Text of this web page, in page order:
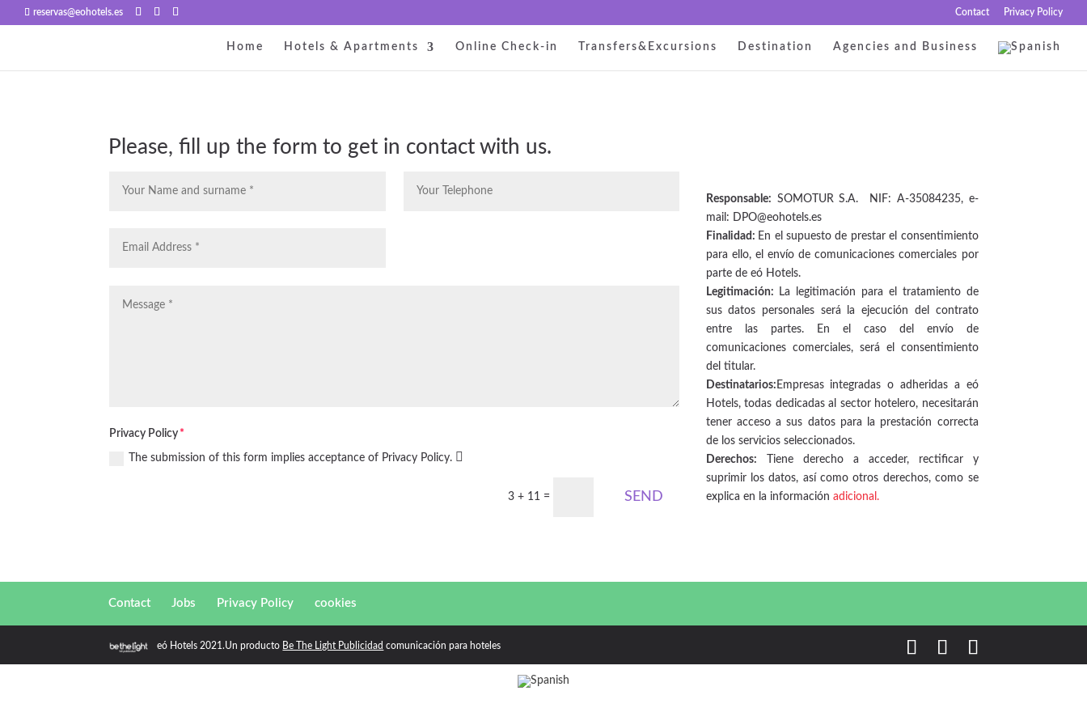
reservas@eohotels.es Contact Privacy Policy
Home Hotels & Apartments Online Check-in Transfers&Excursions Destination Agencies and Business
Please, fill up the form to get in contact with us.
Privacy Policy
The submission of this form implies acceptance of Privacy Policy.
3 + 11 = SEND
Responsable: SOMOTUR S.A. NIF: A-35084235, e-
mail: DPO@eohotels.es
Finalidad: En el supuesto de prestar el consentimiento
para ello, el envío de comunicaciones comerciales por
parte de eó Hotels.
Legitimación:
La legitimación para el tratamiento de
sus datos personales será la ejecución del contrato
entre las partes. En el caso del envío de
comunicaciones comerciales, será el consentimiento
del titular.
Destinatarios: Empresas integradas o adheridas a eó
Hotels, todas dedicadas al sector hotelero, necesitarán
tener acceso a sus datos para la prestación correcta
de los servicios seleccionados.
Derechos: Tiene derecho a acceder, rectificar y
suprimir los datos, así como otros derechos, como se
explica en la información adicional.
Contact Jobs Privacy Policy cookies
eó Hotels 2021.Un producto Be The Light Publicidad comunicación para hoteles